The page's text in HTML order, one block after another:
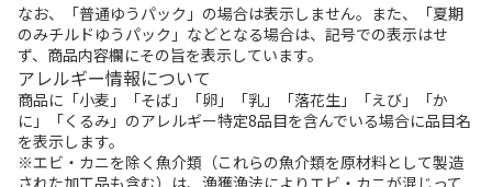
なお、「普通ゆうパック」の場合は表示しません。また、「夏期
のみチルドゆうパック」などとなる場合は、記号での表示はせ
ず、商品内容欄にその旨を表示しています。
アレルギー情報について
商品に「小麦」「そば」「卵」「乳」「落花生」「えび」「か
に」「くるみ」のアレルギー特定8品目を含んでいる場合に品目名
を表示します。
※エビ・カニを除く魚介類（これらの魚介類を原材料として製造
された加工品も含む）は、漁獲漁法によりエビ・カニが混じって